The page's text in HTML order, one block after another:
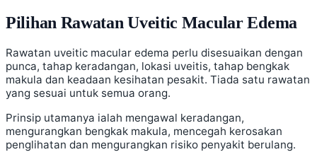
Pilihan Rawatan Uveitic Macular Edema
Rawatan uveitic macular edema perlu disesuaikan dengan
punca, tahap keradangan, lokasi uveitis, tahap bengkak
makula dan keadaan kesihatan pesakit. Tiada satu rawatan
yang sesuai untuk semua orang.
Prinsip utamanya ialah mengawal keradangan,
mengurangkan bengkak makula, mencegah kerosakan
penglihatan dan mengurangkan risiko penyakit berulang.